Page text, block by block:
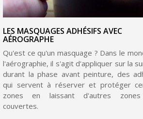
Inscription à la newsletter : 5€ de
Livraison offerte en France métropolitaine
Paiement en 4x sans frais dès
Votre devis en ligne en moins d'1
LES MASQUAGES ADHÉSIFS AVEC
AÉROGRAPHE
Qu'est ce qu'un masquage ? Dans le
l'aérographie, il s'agit d'appliquer sur la
durant la phase avant peinture, des
qui servent à réserver et protéger
zones en laissant d'autres
couvertes.